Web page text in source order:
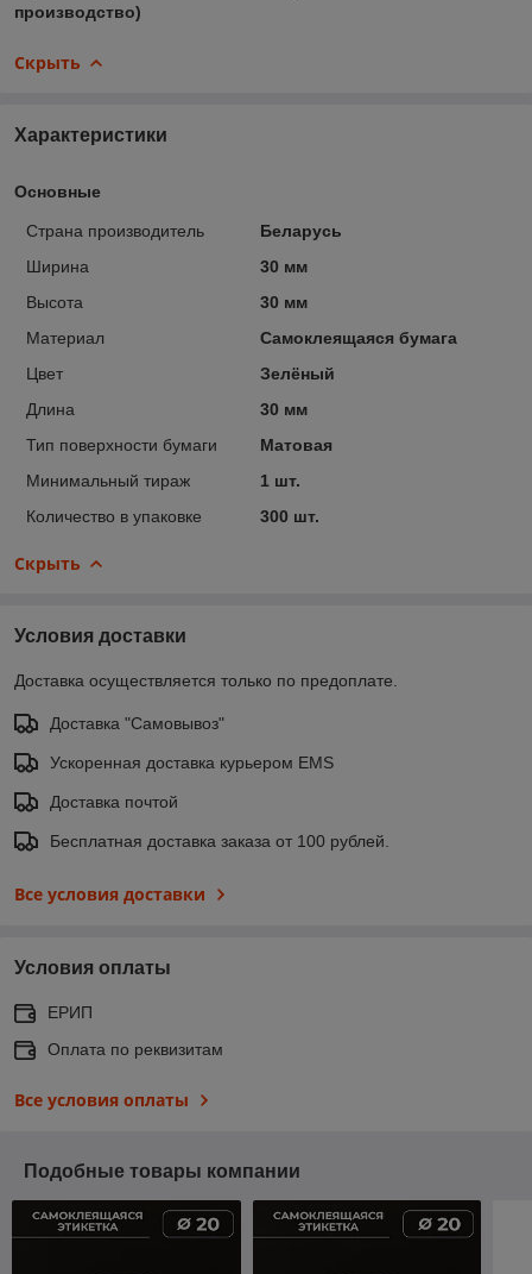
производство)
Скрыть
Характеристики
Основные
Страна производитель
Беларусь
Ширина
30 мм
Высота
30 мм
Материал
Самоклеящаяся бумага
Цвет
Зелёный
Длина
30 мм
Тип поверхности бумаги
Матовая
Минимальный тираж
1 шт.
Количество в упаковке
300 шт.
Скрыть
Условия доставки
Доставка осуществляется только по предоплате.
Доставка "Самовывоз"
Ускоренная доставка курьером EMS
Доставка почтой
Бесплатная доставка заказа от 100 рублей.
Все условия доставки
Условия оплаты
ЕРИП
Оплата по реквизитам
Все условия оплаты
Подобные товары компании